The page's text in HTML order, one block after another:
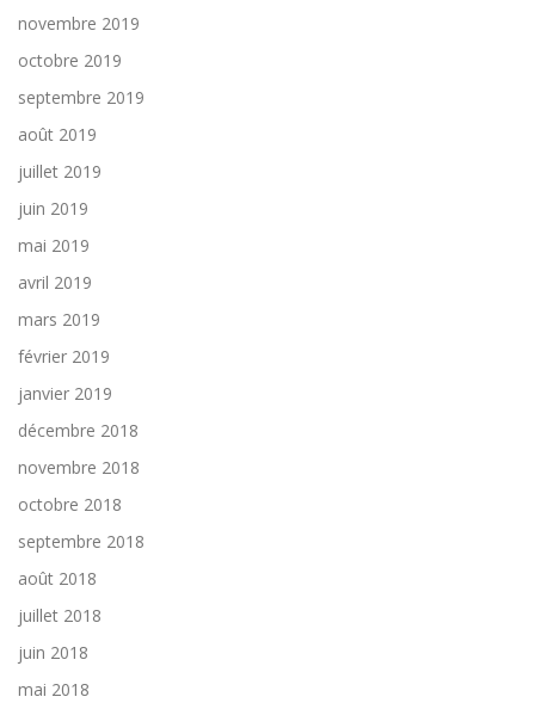
novembre 2019
octobre 2019
septembre 2019
août 2019
juillet 2019
juin 2019
mai 2019
avril 2019
mars 2019
février 2019
janvier 2019
décembre 2018
novembre 2018
octobre 2018
septembre 2018
août 2018
juillet 2018
juin 2018
mai 2018